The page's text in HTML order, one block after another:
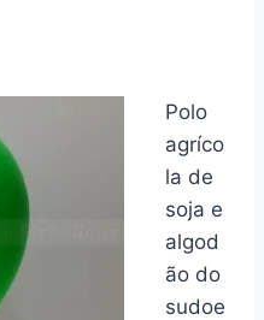
Polo
agríco
la de
soja e
algod
ão do
sudoe